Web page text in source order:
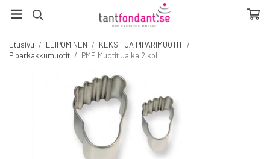
Etusivu / LEIPOMINEN / KEKSI- JA PIPARIMUOTIT /
Piparkakkumuotit / PME Muotit Jalka 2 kpl